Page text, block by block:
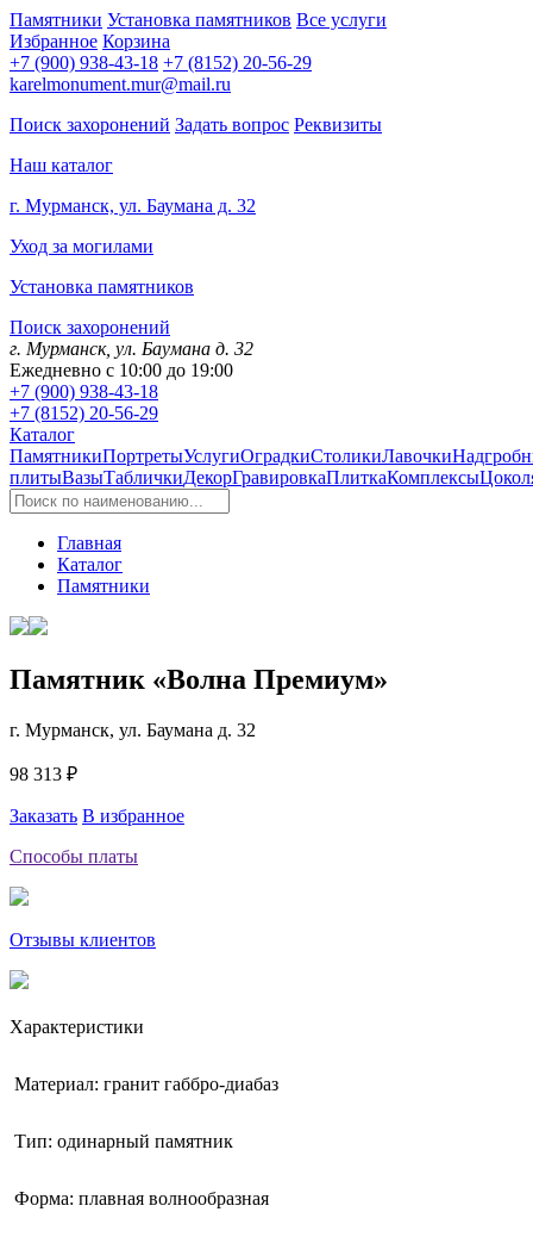
Памятники Установка памятников Все услуги
Избранное Корзина
+7 (900) 938-43-18 +7 (8152) 20-56-29
karelmonument.mur@mail.ru
Поиск захоронений Задать вопрос Реквизиты
Наш каталог
г. Мурманск, ул. Баумана д. 32
Уход за могилами
Установка памятников
Поиск захоронений
г. Мурманск, ул. Баумана д. 32
Ежедневно с 10:00 до 19:00
+7 (900) 938-43-18
+7 (8152) 20-56-29
Каталог
ПамятникиПортретыУслугиОградкиСтоликиЛавочки
плитыВазыТабличкиДекорГравировкаПлиткаКомплексы
Главная
Каталог
Памятники
Памятник «Волна Премиум»
г. Мурманск, ул. Баумана д. 32
98 313 ₽
Заказать В избранное
Способы платы
Отзывы клиентов
Характеристики
Материал: гранит габбро-диабаз
Тип: одинарный памятник
Форма: плавная волнообразная